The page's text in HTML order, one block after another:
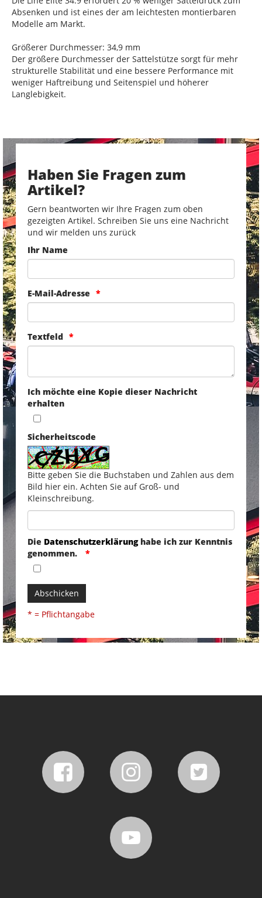
Absenken und ist eines der am leichtesten montierbaren
Modelle am Markt.
Größerer Durchmesser: 34,9 mm
Der größere Durchmesser der Sattelstütze sorgt für mehr
strukturelle Stabilität und eine bessere Performance mit
weniger Haftreibung und Seitenspiel und höherer
Langlebigkeit.
Haben Sie Fragen zum
Artikel?
Gern beantworten wir Ihre Fragen zum oben
gezeigten Artikel. Schreiben Sie uns eine Nachricht
und wir melden uns zurück
Ihr Name
E-Mail-Adresse
Textfeld
Ich möchte eine Kopie dieser Nachricht
erhalten
Sicherheitscode
Bitte geben Sie die Buchstaben und Zahlen aus dem
Bild hier ein. Achten Sie auf Groß- und
Kleinschreibung.
Die Datenschutzerklärunghabe ich zur Kenntnis
genommen.
Abschicken
* = Pflichtangabe